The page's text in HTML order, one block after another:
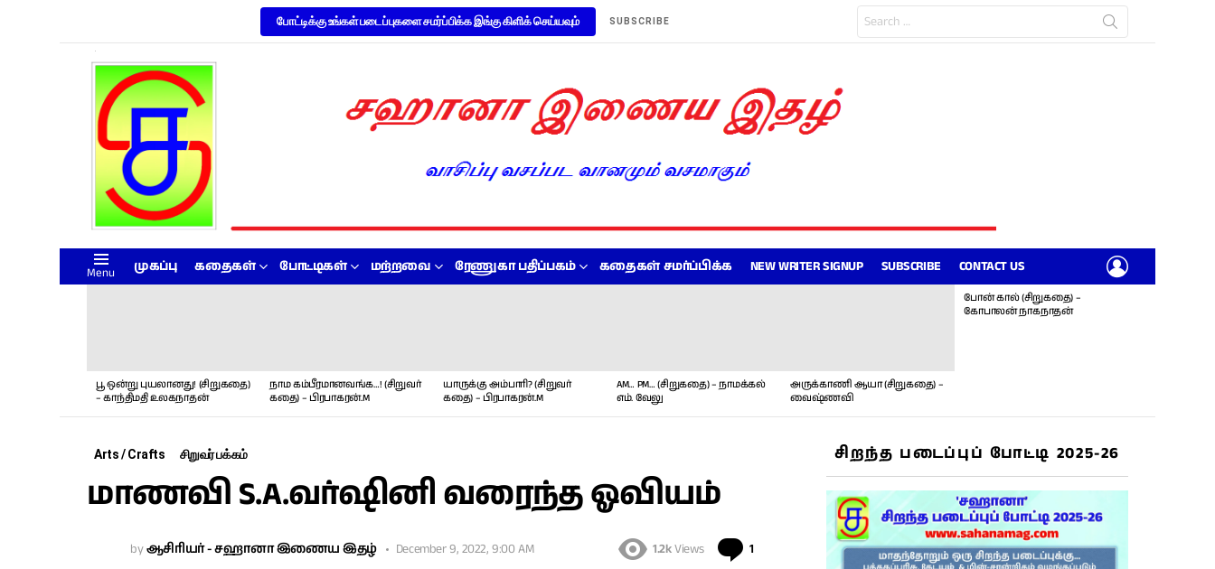
போட்டிக்கு உங்கள் படைப்புகளை சமர்ப்பிக்க இங்கு கிளிக் செய்யவும் SUBSCRIBE
for:
Menu முகப்பு கதைகள் போட்டிகள் மற்றவை ரேணுகா பதிப்பகம் கதைகள் சமர்ப்பிக்க NEW WRITER SIGNUP SUBSCRIBE CONTACT US
பூ ஒன்று புயலானது! (சிறுகதை)
– காந்திமதி உலகநாதன்
நாம கம்பீரமானவங்க…! (சிறுவர்
கதை) – பிரபாகரன்.M
யாருக்கு அம்பாரி? (சிறுவர்
கதை) – பிரபாகரன்.M
AM… PM… (சிறுகதை) – நாமக்கல்
எம். வேலு
அருக்காணி ஆயா (சிறுகதை) –
வைஷ்ணவி
போன் கால் (சிறுகதை) –
கோபாலன் நாகநாதன்
Arts / Crafts சிறுவர் பக்கம்
மாணவி S.A.வர்ஷினி வரைந்த ஓவியம்
byஆசிரியர் - சஹானா இணைய இதழ் December 9, 2022, 9:00 AM 1.2k Views 1
சிறந்த படைப்புப் போட்டி 2025-26